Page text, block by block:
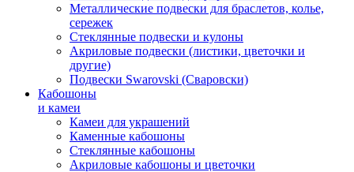
Металлические подвески для браслетов, колье,
сережек
Стеклянные подвески и кулоны
Акриловые подвески (листики, цветочки и
другие)
Подвески Swarovski (Сваровски)
Кабошоны
и камеи
Камеи для украшений
Каменные кабошоны
Стеклянные кабошоны
Акриловые кабошоны и цветочки